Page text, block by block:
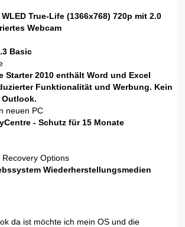
True-Life (1366x768) 720p mit 2.0
Webcam
Basic
Starter 2010 enthält Word und Excel
Funktionalität und Werbung. Kein
Outlook.
neuen PC
- Schutz für 15 Monate
Options
Wiederherstellungsmedien
da ist möchte ich mein OS und die